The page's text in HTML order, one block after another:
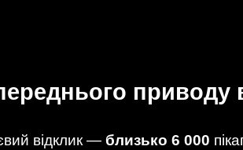
приводу
відклик — близько 6 000